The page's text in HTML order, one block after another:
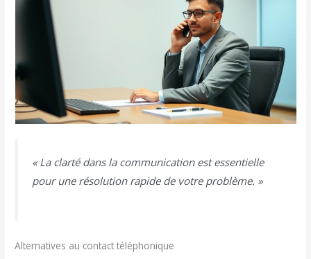
« La clarté dans la communication est essentielle
pour une résolution rapide de votre problème. »
Alternatives au contact téléphonique